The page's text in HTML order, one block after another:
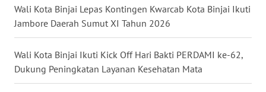
Wali Kota Binjai Lepas Kontingen Kwarcab Kota Binjai Ikuti
Jambore Daerah Sumut XI Tahun 2026
Wali Kota Binjai Ikuti Kick Off Hari Bakti PERDAMI ke-62,
Dukung Peningkatan Layanan Kesehatan Mata
WN
LANGKAT